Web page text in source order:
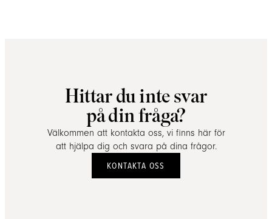
Hittar du inte svar
på din fråga?
Välkommen att kontakta oss, vi finns här för
att hjälpa dig och svara på dina frågor.
KONTAKTA OSS